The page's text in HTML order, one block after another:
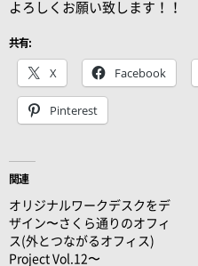
よろしくお願い致します！！
共有:
X Facebook
Pinterest
関連
オリジナルワークデスクをデ
ザイン〜さくら通りのオフィ
ス(外とつながるオフィス)
Project Vol.12〜